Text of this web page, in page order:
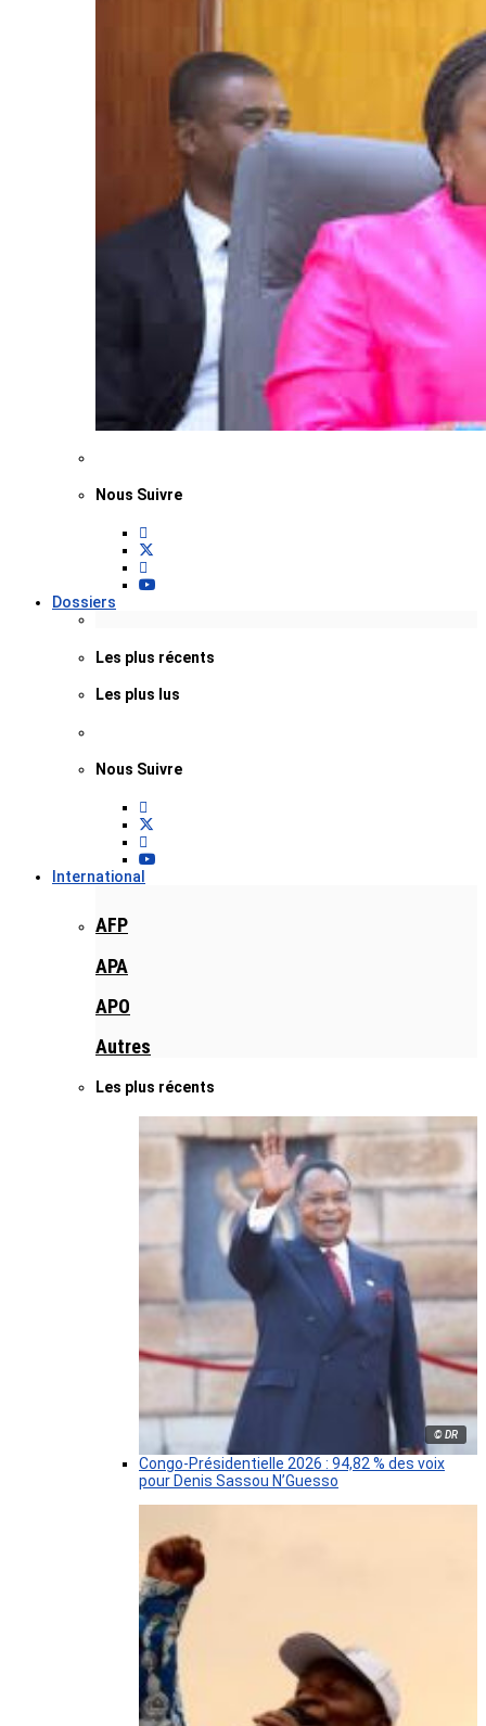
Nous Suivre
Dossiers
Les plus récents
Les plus lus
Nous Suivre
International
AFP
APA
APO
Autres
Les plus récents
© DR
Congo-Présidentielle 2026 : 94,82 % des voix
pour Denis Sassou N’Guesso